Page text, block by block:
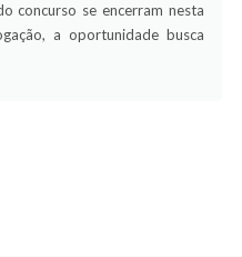
concurso se encerram nesta
a oportunidade busca